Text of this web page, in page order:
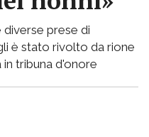
prese di
è stato rivolto da rione
tribuna d'onore